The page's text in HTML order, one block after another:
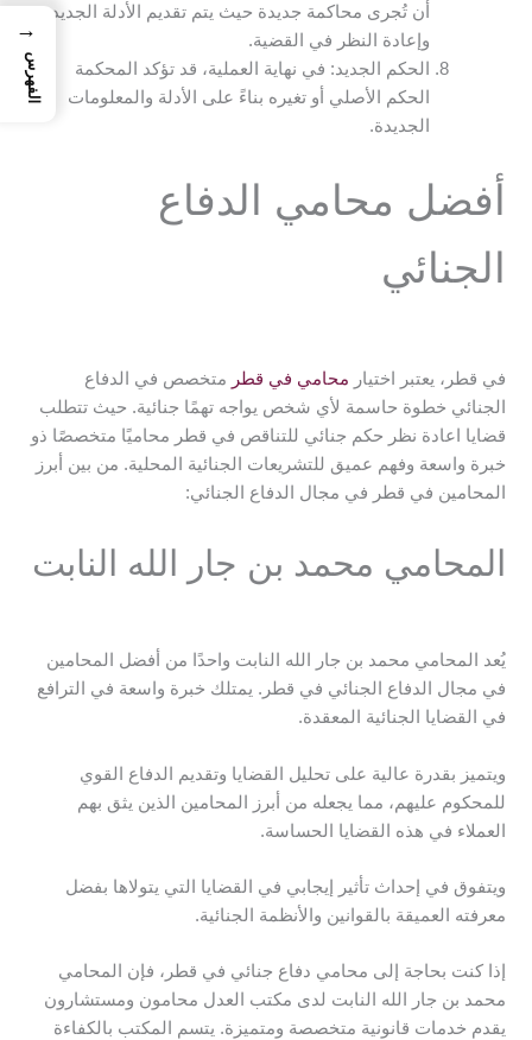
أن تُجرى محاكمة جديدة حيث يتم تقديم الأدلة الجديدة
وإعادة النظر في القضية.
الحكم الجديد: في نهاية العملية، قد تؤكد المحكمة
الحكم الأصلي أو تغيره بناءً على الأدلة والمعلومات
الجديدة.
أفضل محامي الدفاع
الجنائي
في قطر، يعتبر اختيار محامي في قطر متخصص في الدفاع
الجنائي خطوة حاسمة لأي شخص يواجه تهمًا جنائية. حيث تتطلب
قضايا اعادة نظر حكم جنائي للتناقص في قطر محاميًا متخصصًا ذو
خبرة واسعة وفهم عميق للتشريعات الجنائية المحلية. من بين أبرز
المحامين في قطر في مجال الدفاع الجنائي:
المحامي محمد بن جار الله النابت
يُعد المحامي محمد بن جار الله النابت واحدًا من أفضل المحامين
في مجال الدفاع الجنائي في قطر. يمتلك خبرة واسعة في الترافع
في القضايا الجنائية المعقدة.
ويتميز بقدرة عالية على تحليل القضايا وتقديم الدفاع القوي
للمحكوم عليهم، مما يجعله من أبرز المحامين الذين يثق بهم
العملاء في هذه القضايا الحساسة.
ويتفوق في إحداث تأثير إيجابي في القضايا التي يتولاها بفضل
معرفته العميقة بالقوانين والأنظمة الجنائية.
إذا كنت بحاجة إلى محامي دفاع جنائي في قطر، فإن المحامي
محمد بن جار الله النابت لدى مكتب العدل محامون ومستشارون
يقدم خدمات قانونية متخصصة ومتميزة. يتسم المكتب بالكفاءة
→
الفهرس